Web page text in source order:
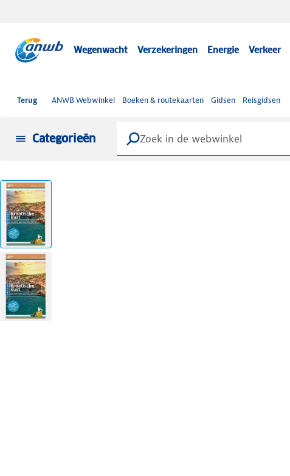
Wegenwacht Verzekeringen Energie Verkeer
Terug ANWB Webwinkel Boeken & routekaarten Gidsen Reisgidsen
Categorieën